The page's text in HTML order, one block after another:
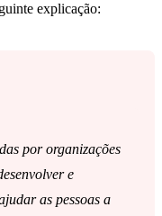
explicação:
por organizações
e
as pessoas a